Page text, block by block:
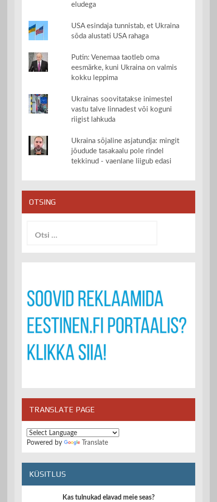
eludega
USA esindaja tunnistab, et Ukraina
sõda alustati USA rahaga
Putin: Venemaa taotleb oma
eesmärke, kuni Ukraina on valmis
kokku leppima
Ukrainas soovitatakse inimestel
vastu talve linnadest või koguni
riigist lahkuda
Ukraina sõjaline asjatundja: mingit
jõudude tasakaalu pole rindel
tekkinud - vaenlane liigub edasi
OTSING
TRANSLATE PAGE
Powered by Translate
KÜSITLUS
Kas tulnukad elavad meie seas?